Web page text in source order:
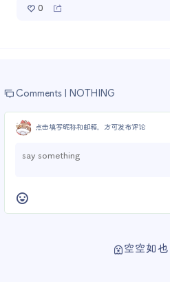
0
Comments | NOTHING
点击填写昵称和邮箱，方可发布评论
空空如也